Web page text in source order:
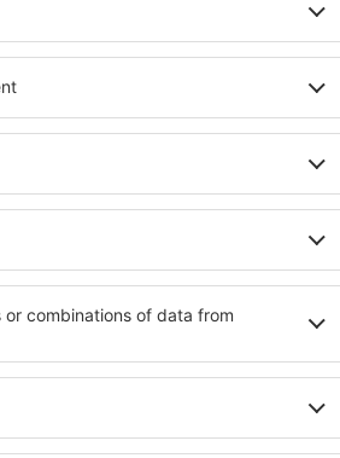
Puteți alege dintr-o ofertă variată
proprietăți pentru o singură
ȋn vârstă și grupuri. Oaspeţii pot
pensiuni care oferă intimitate și
Nosy Be. Facilitățile din
auto, transport public,
relaxare sau distracţie,
Dacă doriţi cazare de lux în Nosy
se potrivească. Veți găsi tot ce
călătoria de afaceri la destinația
Nosy Be cu facilități pentru
copii, precum și pentru cei care